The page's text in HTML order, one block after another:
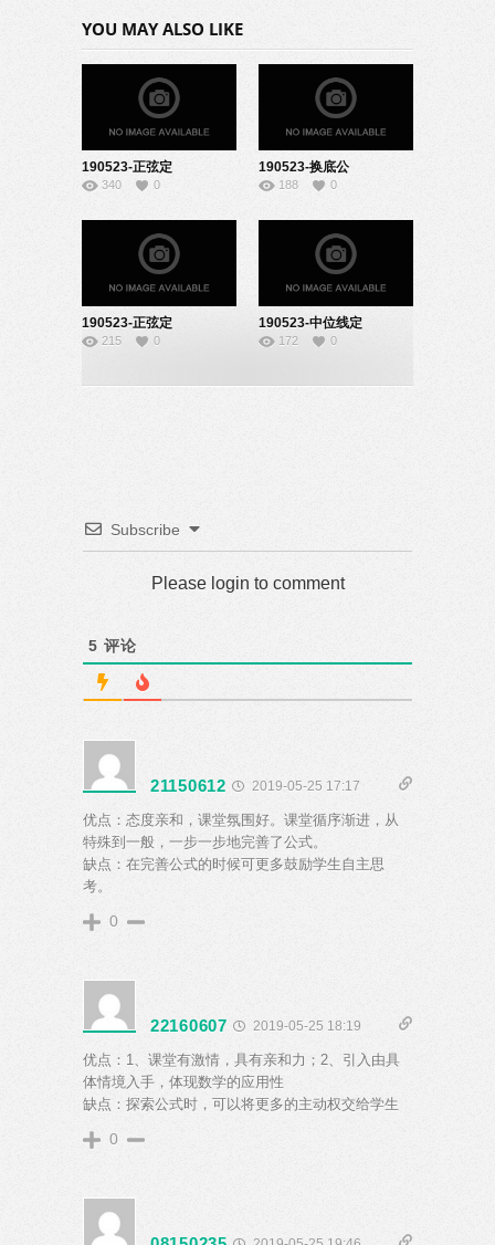
YOU MAY ALSO LIKE
190523-正弦定
理-22160601
340 0
190523-换底公
式-22160606
188 0
190523-正弦定
理-22160617
215 0
190523-中位线定
理-22160634
172 0
Subscribe
Please login to comment
5 评论
21150612 2019-05-25 17:17
优点：态度亲和，课堂氛围好。课堂循序渐进，从
特殊到一般，一步一步地完善了公式。
缺点：在完善公式的时候可更多鼓励学生自主思
考。
0
22160607 2019-05-25 18:19
优点：1、课堂有激情，具有亲和力；2、引入由具
体情境入手，体现数学的应用性
缺点：探索公式时，可以将更多的主动权交给学生
0